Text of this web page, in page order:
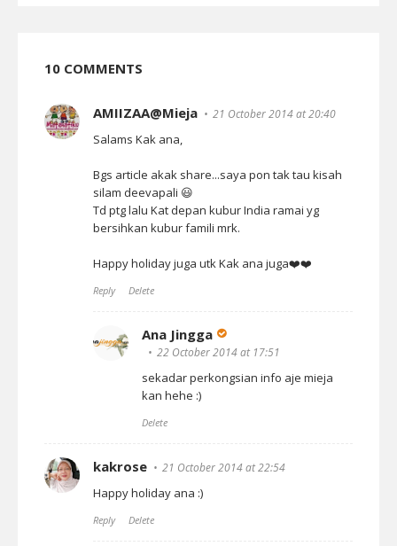
10 COMMENTS
AMIIZAA@Mieja 21 October 2014 at 20:40
Salams Kak ana,
Bgs article akak share...saya pon tak tau kisah
silam deevapali 😃
Td ptg lalu Kat depan kubur India ramai yg
bersihkan kubur famili mrk.
Happy holiday juga utk Kak ana juga❤️❤️
Reply Delete
Ana Jingga
22 October 2014 at 17:51
sekadar perkongsian info aje mieja
kan hehe :)
Delete
kakrose 21 October 2014 at 22:54
Happy holiday ana :)
Reply Delete